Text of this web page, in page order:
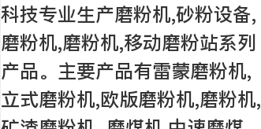
科技专业生产磨粉机,砂粉设备,
磨粉机,磨粉机,移动磨粉站系列
产品。主要产品有雷蒙磨粉机,
立式磨粉机,欧版磨粉机,磨粉机,